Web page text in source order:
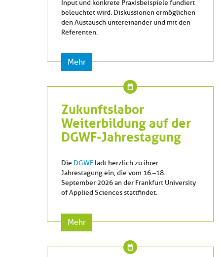
Input und konkrete Praxisbeispiele fundiert
beleuchtet wird. Diskussionen ermöglichen
den Austausch untereinander und mit den
Referenten.
Mehr
Zukunftslabor
Weiterbildung auf der
DGWF-Jahrestagung
Die DGWF lädt herzlich zu ihrer
Jahrestagung ein, die vom 16.–18.
September 2026 an der Frankfurt University
of Applied Sciences stattfindet.
Mehr